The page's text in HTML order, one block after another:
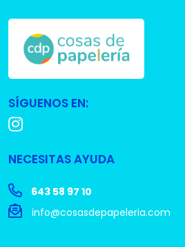
SÍGUENOS EN:
NECESITAS AYUDA
643 58 97 10
info@cosasdepapeleria.com